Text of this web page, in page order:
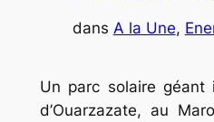
dans A la Une,
Un parc solaire géant
d’Ouarzazate, au